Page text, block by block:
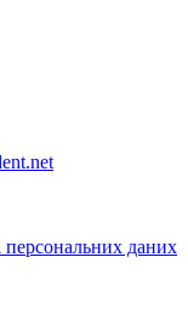
персональних даних